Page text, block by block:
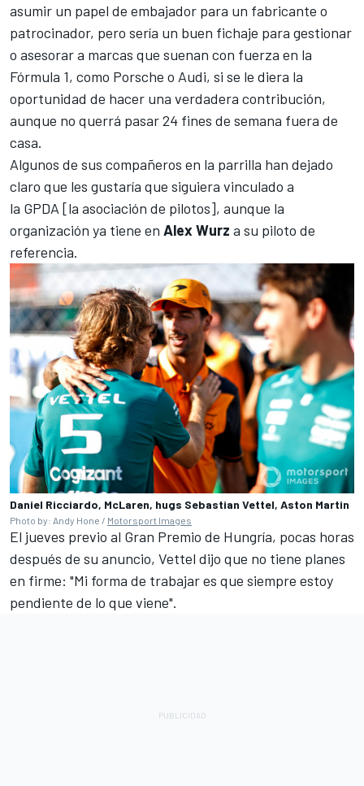
asumir un papel de embajador para un fabricante o
patrocinador, pero sería un buen fichaje para gestionar
o asesorar a marcas que suenan con fuerza en la
Fórmula 1, como Porsche o Audi, si se le diera la
oportunidad de hacer una verdadera contribución,
aunque no querrá pasar 24 fines de semana fuera de
casa.
Algunos de sus compañeros en la parrilla han dejado
claro que les gustaría que siguiera vinculado a
la GPDA [la asociación de pilotos], aunque la
organización ya tiene en Alex Wurz a su piloto de
referencia.
Daniel Ricciardo, McLaren, hugs Sebastian Vettel, Aston Martin
Photo by: Andy Hone / Motorsport Images
El jueves previo al Gran Premio de Hungría, pocas horas
después de su anuncio, Vettel dijo que no tiene planes
en firme: "Mi forma de trabajar es que siempre estoy
pendiente de lo que viene".